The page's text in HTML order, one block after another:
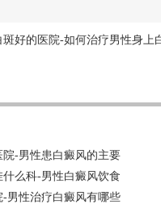
斑好的医院-如何治疗男性身上
-男性患白癜风的主要
么科-男性白癜风饮食
男性治疗白癜风有哪些